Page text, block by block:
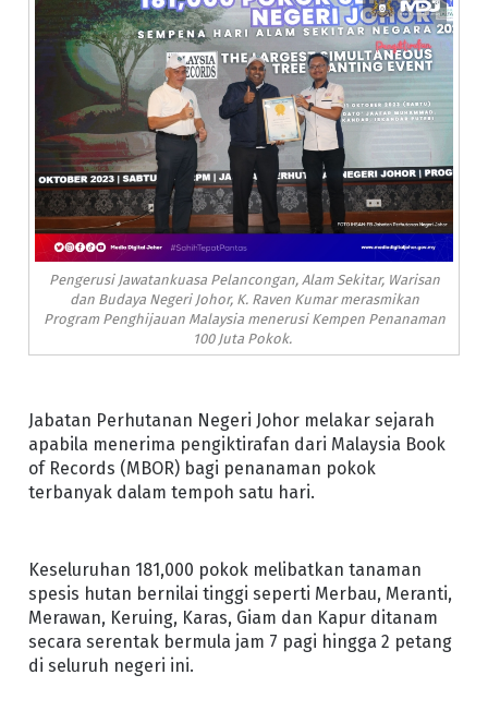
Pengerusi Jawatankuasa Pelancongan, Alam Sekitar, Warisan
dan Budaya Negeri Johor, K. Raven Kumar merasmikan
Program Penghijauan Malaysia menerusi Kempen Penanaman
100 Juta Pokok.
Jabatan Perhutanan Negeri Johor melakar sejarah
apabila menerima pengiktirafan dari Malaysia Book
of Records (MBOR) bagi penanaman pokok
terbanyak dalam tempoh satu hari.
Keseluruhan 181,000 pokok melibatkan tanaman
spesis hutan bernilai tinggi seperti Merbau, Meranti,
Merawan, Keruing, Karas, Giam dan Kapur ditanam
secara serentak bermula jam 7 pagi hingga 2 petang
di seluruh negeri ini.